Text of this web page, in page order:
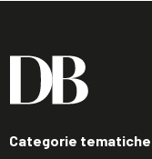
Categorie tematiche